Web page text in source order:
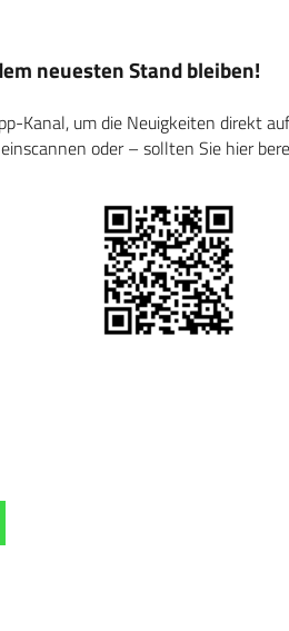
neuesten Stand bleiben!
Kanal, um die Neuigkeiten direkt
oder – sollten Sie hier